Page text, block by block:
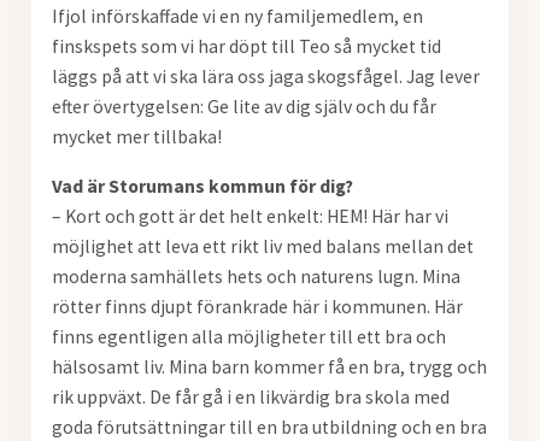
Ifjol införskaffade vi en ny familjemedlem, en
finskspets som vi har döpt till Teo så mycket tid
läggs på att vi ska lära oss jaga skogsfågel. Jag lever
efter övertygelsen: Ge lite av dig själv och du får
mycket mer tillbaka!
Vad är Storumans kommun för dig?
– Kort och gott är det helt enkelt: HEM! Här har vi
möjlighet att leva ett rikt liv med balans mellan det
moderna samhällets hets och naturens lugn. Mina
rötter finns djupt förankrade här i kommunen. Här
finns egentligen alla möjligheter till ett bra och
hälsosamt liv. Mina barn kommer få en bra, trygg och
rik uppväxt. De får gå i en likvärdig bra skola med
goda förutsättningar till en bra utbildning och en bra